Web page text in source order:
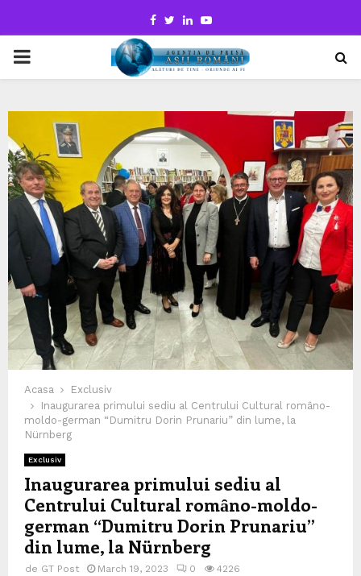
Facebook
TwitterLinkedinYoutube
PRIMARY
Acasa
Exclusiv
Inaugurarea primului sediu al Centrului Cultural romȃno-
moldo-german “Dumitru Dorin Prunariu” din lume, la
Nürnberg
Exclusiv
Inaugurarea primului sediu al
Centrului Cultural romȃno-moldo-
german “Dumitru Dorin Prunariu”
din lume, la Nürnberg
de GT Post March 19, 2023 0 4226